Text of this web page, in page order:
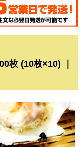
枚 (10枚×10) ｜